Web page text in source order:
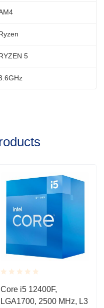
5
Rated
0.001
out
Core i5 12400F,
LGA1700, 2500 MHz, L3